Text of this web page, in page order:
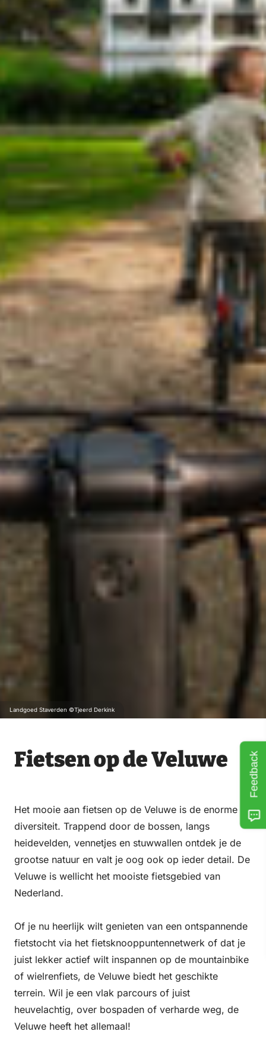
Landgoed Staverden ©Tjeerd Derkink
Fietsen op de Veluwe
Het mooie aan fietsen op de Veluwe is de enorme
diversiteit. Trappend door de bossen, langs
heidevelden, vennetjes en stuwwallen ontdek je de
grootse natuur en valt je oog ook op ieder detail. De
Veluwe is wellicht het mooiste fietsgebied van
Nederland.
Of je nu heerlijk wilt genieten van een ontspannende
fietstocht via het fietsknooppuntennetwerk of dat je
juist lekker actief wilt inspannen op de mountainbike
of wielrenfiets, de Veluwe biedt het geschikte
terrein. Wil je een vlak parcours of juist
heuvelachtig, over bospaden of verharde weg, de
Veluwe heeft het allemaal!
Feedback